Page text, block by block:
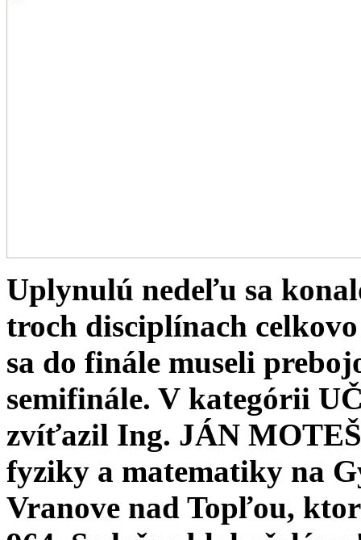
Uplynulú nedeľu sa
troch disciplínach
sa do finále museli
semifinále. V kategórii
zvíťazil Ing. JÁN
fyziky a matematiky na
Vranove nad Topľou,